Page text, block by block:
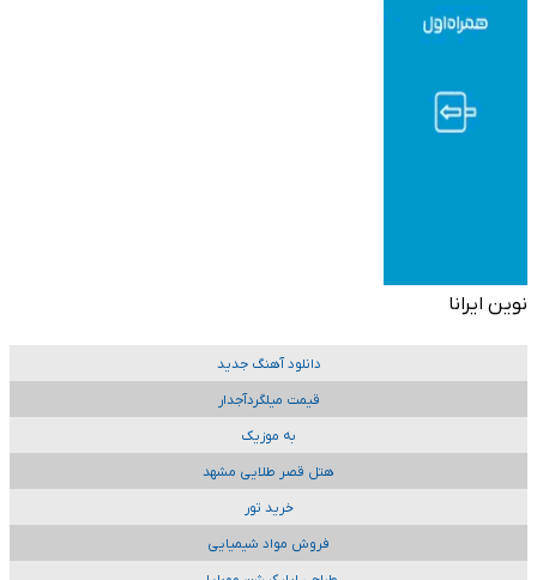
نوین ایرانا
دانلود آهنگ جدید
قیمت میلگردآجدار
به موزیک
هتل قصر طلایی مشهد
خرید تور
فروش مواد شیمیایی